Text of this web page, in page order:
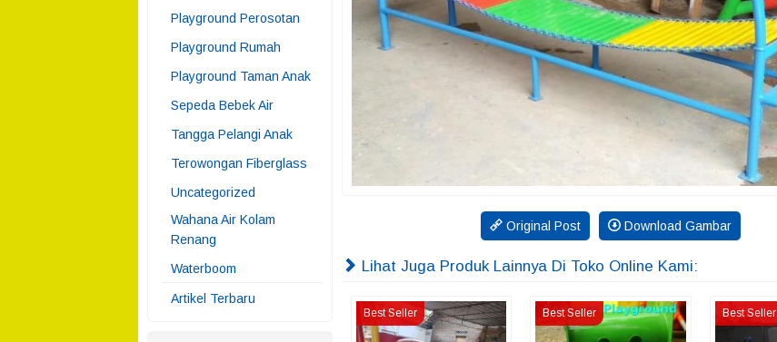
Playground Perosotan
Playground Rumah
Playground Taman Anak
Sepeda Bebek Air
Tangga Pelangi Anak
Terowongan Fiberglass
Uncategorized
Wahana Air Kolam
Renang
Waterboom
Artikel Terbaru
Original Post Download Gambar
Lihat Juga Produk Lainnya Di Toko Online Kami:
Best Seller Best Seller Best Seller